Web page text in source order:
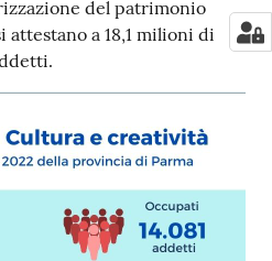
del patrimonio
a 18,1 milioni di